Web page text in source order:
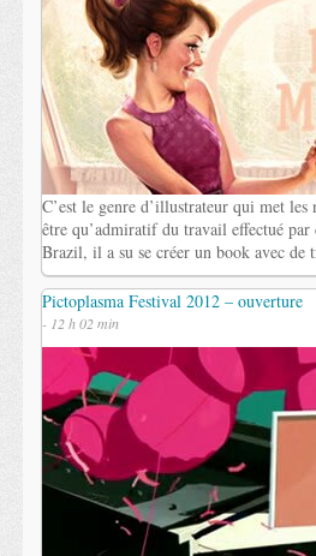
C’est le genre d’illustrateur qui met
être qu’admiratif du travail effectué
Brazil, il a su se créer un book avec
Pictoplasma Festival 2012 – ouverture
- 12 h 02 min